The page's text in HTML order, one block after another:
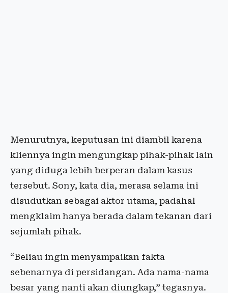
Menurutnya, keputusan ini diambil karena
kliennya ingin mengungkap pihak-pihak lain
yang diduga lebih berperan dalam kasus
tersebut. Sony, kata dia, merasa selama ini
disudutkan sebagai aktor utama, padahal
mengklaim hanya berada dalam tekanan dari
sejumlah pihak.
“Beliau ingin menyampaikan fakta
sebenarnya di persidangan. Ada nama-nama
besar yang nanti akan diungkap,” tegasnya.